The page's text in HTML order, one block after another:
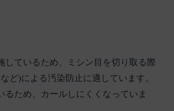
ているため、ミシン目を切り取る際
ど)による汚染防止に適しています。
ため、カールしにくくなっていま